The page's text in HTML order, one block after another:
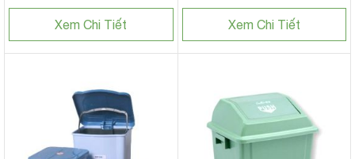
Xem Chi Tiết Xem Chi Tiết